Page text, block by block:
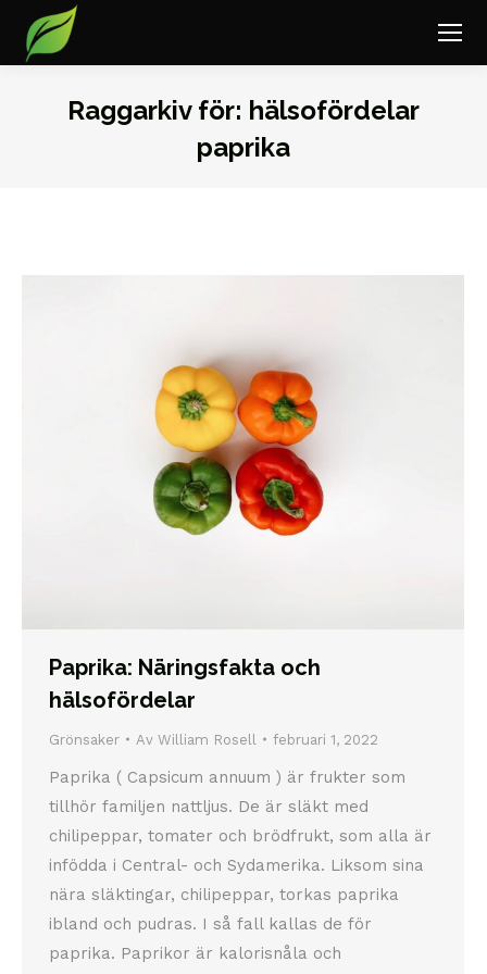
Raggarkiv för: hälsofördelar
paprika
Paprika: Näringsfakta och
hälsofördelar
Grönsaker Av William Rosell februari 1, 2022
Paprika ( Capsicum annuum ) är frukter som
tillhör familjen nattljus. De är släkt med
chilipeppar, tomater och brödfrukt, som alla är
infödda i Central- och Sydamerika. Liksom sina
nära släktingar, chilipeppar, torkas paprika
ibland och pudras. I så fall kallas de för
paprika. Paprikor är kalorisnåla och